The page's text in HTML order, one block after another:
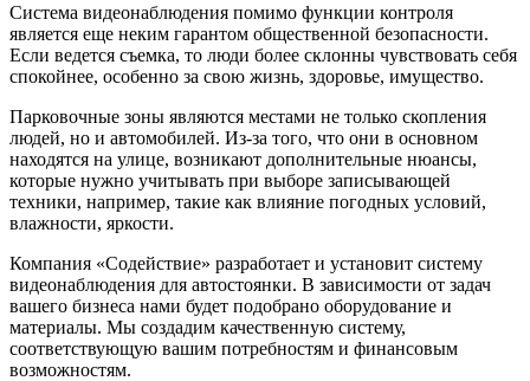
Система видеонаблюдения помимо функции контроля
является еще неким гарантом общественной безопасности.
Если ведется съемка, то люди более склонны чувствовать себя
спокойнее, особенно за свою жизнь, здоровье, имущество.
Парковочные зоны являются местами не только скопления
людей, но и автомобилей. Из-за того, что они в основном
находятся на улице, возникают дополнительные нюансы,
которые нужно учитывать при выборе записывающей
техники, например, такие как влияние погодных условий,
влажности, яркости.
Компания «Содействие» разработает и установит систему
видеонаблюдения для автостоянки. В зависимости от задач
вашего бизнеса нами будет подобрано оборудование и
материалы. Мы создадим качественную систему,
соответствующую вашим потребностям и финансовым
возможностям.